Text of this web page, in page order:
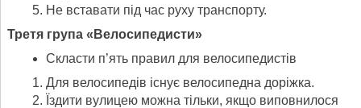
Не вставати під час руху транспорту.
Третя група «Велосипедисти»
Скласти п’ять правил для велосипедистів
Для велосипедів існує велосипедна доріжка.
Їздити вулицею можна тільки, якщо виповнилося